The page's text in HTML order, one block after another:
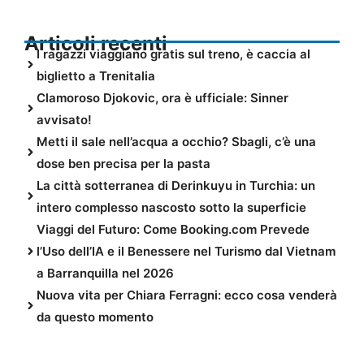
Articoli recenti
I ragazzi viaggiano gratis sul treno, è caccia al
biglietto a Trenitalia
Clamoroso Djokovic, ora è ufficiale: Sinner
avvisato!
Metti il sale nell’acqua a occhio? Sbagli, c’è una
dose ben precisa per la pasta
La città sotterranea di Derinkuyu in Turchia: un
intero complesso nascosto sotto la superficie
Viaggi del Futuro: Come Booking.com Prevede
l’Uso dell’IA e il Benessere nel Turismo dal Vietnam
a Barranquilla nel 2026
Nuova vita per Chiara Ferragni: ecco cosa venderà
da questo momento